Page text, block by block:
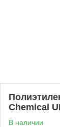
Chemical
В наличии